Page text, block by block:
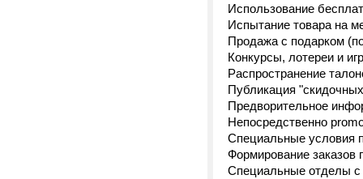
Использование
Испытание товара на
Продажа с подарком
Конкурсы, лотереи и
Распространение
Публикация
Предворительное
Непосредственно
Специальные условия
Формирование
Специальные отделы с